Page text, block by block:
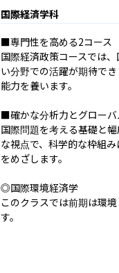
国際経済学科
■専門性を高める2コース
国際経済政策コースでは
い分野での活躍が期待で
能力を養います。
■確かな分析力とグローバ
国際問題を考える基礎と
な視点で、科学的な枠組
をめざします。
◎国際環境経済学
このクラスでは前期は環
す。